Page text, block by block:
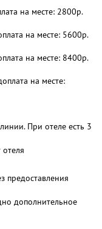
на месте: 2800р.
на месте: 5600р.
на месте: 8400р.
на месте:
При отеле есть 3
предоставления
дополнительное